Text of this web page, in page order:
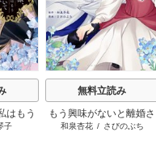
はもう
さい
子
無料立読み
もう興味がないと離婚さ
れた令嬢の意外と楽しい
和泉杏花/ さびのぶち